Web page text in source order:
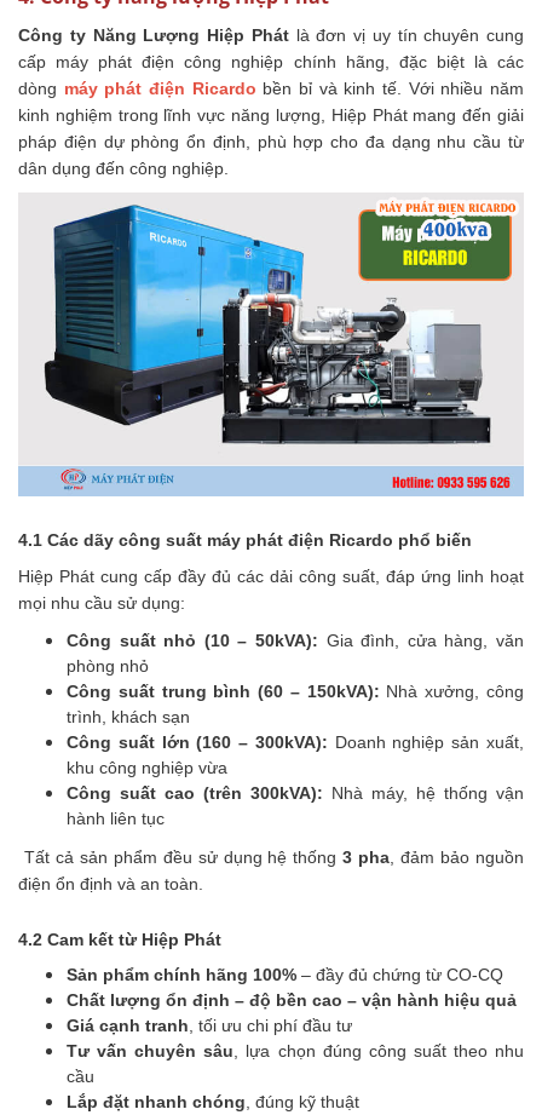
Công ty Năng Lượng Hiệp Phátlà đơn vị uy tín chuyên cung
cấp máy phát điện công nghiệp chính hãng, đặc biệt là các
dòng máy phát điện Ricardo bền bỉ và kinh tế. Với nhiều năm
kinh nghiệm trong lĩnh vực năng lượng, Hiệp Phát mang đến giải
pháp điện dự phòng ổn định, phù hợp cho đa dạng nhu cầu từ
dân dụng đến công nghiệp.
4.1 Các dãy công suất máy phát điện Ricardo phổ biến
Hiệp Phát cung cấp đầy đủ các dải công suất, đáp ứng linh hoạt
mọi nhu cầu sử dụng:
Công suất nhỏ (10 – 50kVA): Gia đình, cửa hàng, văn
phòng nhỏ
Công suất trung bình (60 – 150kVA): Nhà xưởng, công
trình, khách sạn
Công suất lớn (160 – 300kVA): Doanh nghiệp sản xuất,
khu công nghiệp vừa
Công suất cao (trên 300kVA): Nhà máy, hệ thống vận
hành liên tục
Tất cả sản phẩm đều sử dụng hệ thống3 pha , đảm bảo nguồn
điện ổn định và an toàn.
4.2 Cam kết từ Hiệp Phát
Sản phẩm chính hãng 100% – đầy đủ chứng từ CO-CQ
Chất lượng ổn định – độ bền cao – vận hành hiệu quả
Giá cạnh tranh , tối ưu chi phí đầu tư
Tư vấn chuyên sâu , lựa chọn đúng công suất theo nhu
cầu
Lắp đặt nhanh chóng , đúng kỹ thuật